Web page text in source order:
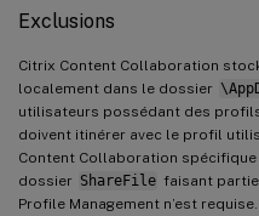
Exclusions
Citrix Content Collaboration
localement dans le dossier
utilisateurs possédant des
doivent itinérer avec le profil
Content Collaboration spécifique
dossier ShareFile faisant
Profile Management n’est